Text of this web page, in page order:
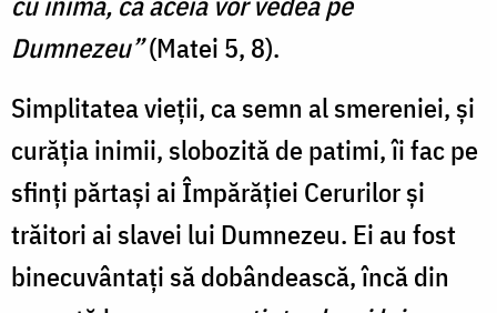
Dumnezeu”(Matei 5, 8).
Simplitatea vieţii, ca semn al smereniei, şi
curăţia inimii, slobozită de patimi, îi fac pe
sfinţi părtaşi ai Împărăţiei Cerurilor şi
trăitori ai slavei lui Dumnezeu. Ei au fost
binecuvântaţi să dobândească, încă din